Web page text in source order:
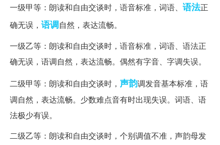
一级甲等：朗读和自由交谈时，语音标准，词语、 语法正
确无误， 语调自然，表达流畅。
一级乙等：朗读和自由交谈时，语音标准，词语、语法正
确无误，语调自然，表达流畅。偶然有字音、字调失误。
二级甲等：朗读和自由交谈时， 声韵调发音基本标准，语
调自然，表达流畅。少数难点音有时出现失误。词语、语
法极少有误。
二级乙等：朗读和自由交谈时，个别调值不准，声韵母发